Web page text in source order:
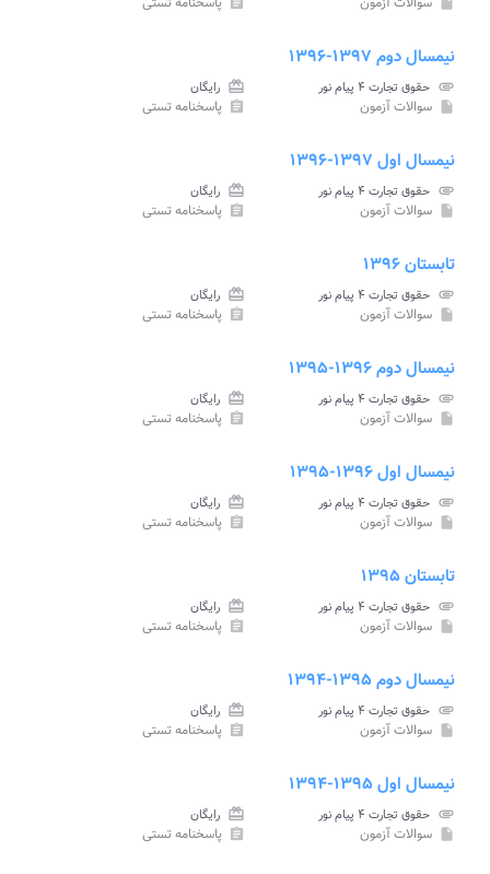
نیمسال دوم ۱۳۹۷-۱۳۹۶
attachment حقوق تجارت ۴ پیام نور card_giftcard رایگان
insert_drive_file سوالات آزمون assignment پاسخنامه تستی
نیمسال اول ۱۳۹۷-۱۳۹۶
attachment حقوق تجارت ۴ پیام نور card_giftcard رایگان
insert_drive_file سوالات آزمون assignment پاسخنامه تستی
تابستان ۱۳۹۶
attachment حقوق تجارت ۴ پیام نور card_giftcard رایگان
insert_drive_file سوالات آزمون assignment پاسخنامه تستی
نیمسال دوم ۱۳۹۶-۱۳۹۵
attachment حقوق تجارت ۴ پیام نور card_giftcard رایگان
insert_drive_file سوالات آزمون assignment پاسخنامه تستی
نیمسال اول ۱۳۹۶-۱۳۹۵
attachment حقوق تجارت ۴ پیام نور card_giftcard رایگان
insert_drive_file سوالات آزمون assignment پاسخنامه تستی
تابستان ۱۳۹۵
attachment حقوق تجارت ۴ پیام نور card_giftcard رایگان
insert_drive_file سوالات آزمون assignment پاسخنامه تستی
نیمسال دوم ۱۳۹۵-۱۳۹۴
attachment حقوق تجارت ۴ پیام نور card_giftcard رایگان
insert_drive_file سوالات آزمون assignment پاسخنامه تستی
نیمسال اول ۱۳۹۵-۱۳۹۴
attachment حقوق تجارت ۴ پیام نور card_giftcard رایگان
insert_drive_file سوالات آزمون assignment پاسخنامه تستی